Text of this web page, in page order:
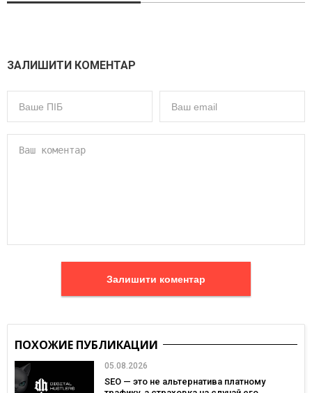
ЗАЛИШИТИ КОМЕНТАР
Залишити коментар
ПОХОЖИЕ ПУБЛИКАЦИИ
05.08.2026
SEO — это не альтернатива платному